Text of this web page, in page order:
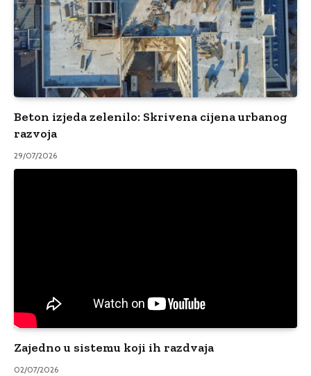
Beton izjeda zelenilo: Skrivena cijena urbanog
razvoja
29/07/2026
Zajedno u sistemu koji ih razdvaja
02/07/2026